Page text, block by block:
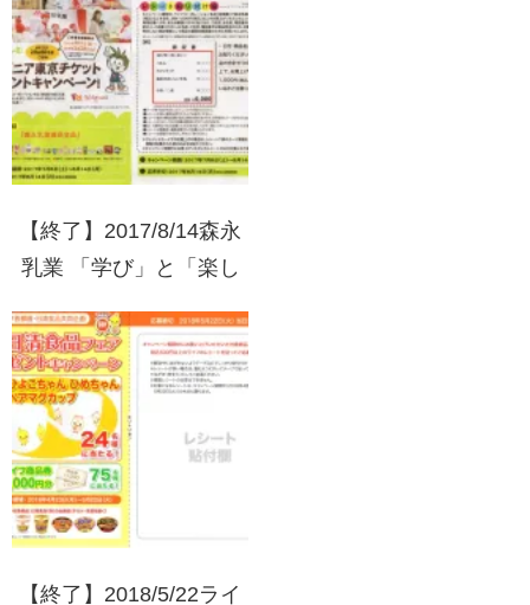
【終了】2017/8/14森永
乳業 「学び」と「楽し
ア東京チケットプレゼン
トキャンペーン！(実施
店舗:ライフ首都圏)
【終了】2018/5/22ライ